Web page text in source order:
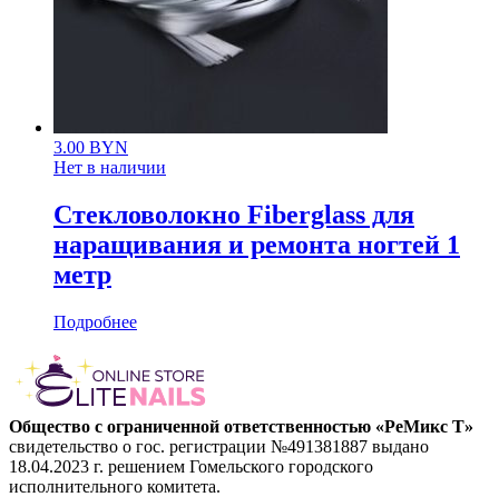
3.00 BYN
Нет в наличии
Стекловолокно Fiberglass для
наращивания и ремонта ногтей 1
метр
Подробнее
Общество с ограниченной ответственностью «РеМикс Т»
свидетельство о гос. регистрации №491381887 выдано
18.04.2023 г. решением Гомельского городского
исполнительного комитета.